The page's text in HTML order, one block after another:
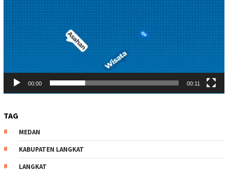
00:00 00:11
TAG
MEDAN
KABUPATEN LANGKAT
LANGKAT